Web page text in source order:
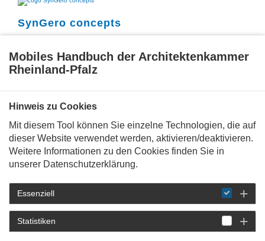
SynGero concepts
Wassergasse 4, 55268 Nieder-Olm
Architekturbüro Jacobi + Wolffs
Architektur
Mobiles Handbuch der Architektenkammer
Rheinland-Pfalz
Hinweis zu Cookies
Mit diesem Tool können Sie einzelne Technologien, die auf
dieser Website verwendet werden, aktivieren/deaktivieren.
Weitere Informationen zu den Cookies finden Sie in
unserer Datenschutzerklärung.
Essenziell
Statistiken